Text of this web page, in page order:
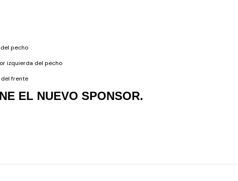
pecho
izquierda del pecho
del frente
EL NUEVO SPONSOR.